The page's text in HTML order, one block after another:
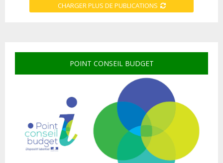
CHARGER PLUS DE PUBLICATIONS
POINT CONSEIL BUDGET